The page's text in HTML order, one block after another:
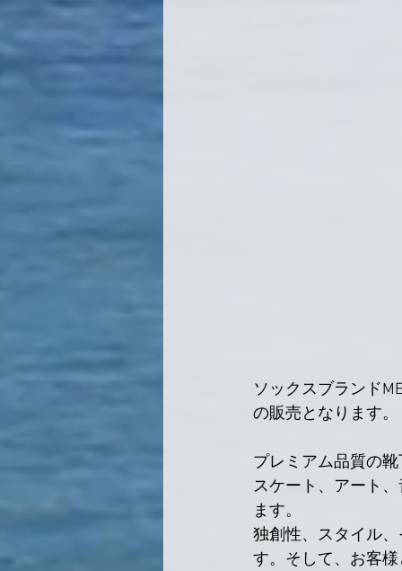
ソックスブランド
の販売となります。
プレミアム品質の
スケート、アート
ます。
独創性、スタイル
す。そして、お客